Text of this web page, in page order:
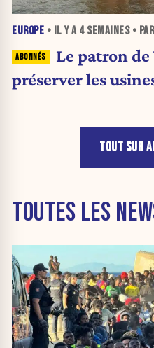
EUROPE • IL Y A 4 SEMAINES•
Le patron
préserver les
TOUT SUR
TOUTES LES